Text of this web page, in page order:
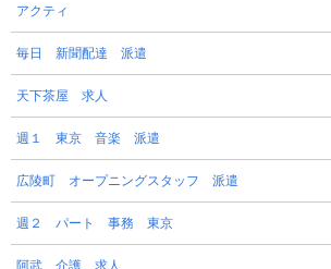
アクティ
毎日 新聞配達 派遣
天下茶屋 求人
週１ 東京 音楽 派遣
広陵町 オープニングスタッフ 派遣
週２ パート 事務 東京